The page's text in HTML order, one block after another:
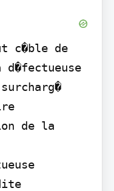
c�ble de
d�fectueuse
de la